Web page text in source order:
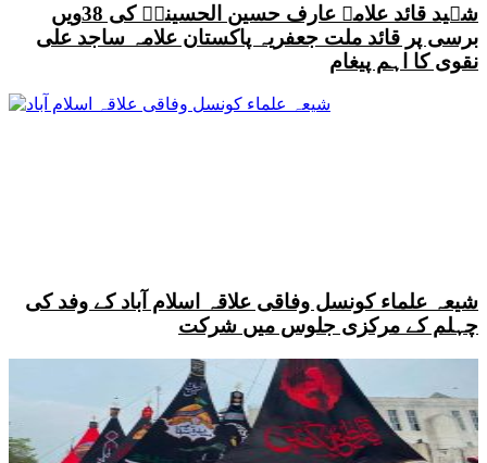
شہید قائد علامہ عارف حسین الحسینیؒ کی 38ویں
برسی پر قائد ملت جعفریہ پاکستان علامہ ساجد علی
نقوی کا اہم پیغام
شیعہ علماء کونسل وفاقی علاقہ اسلام آباد کے وفد کی
چہلم کے مرکزی جلوس میں شرکت